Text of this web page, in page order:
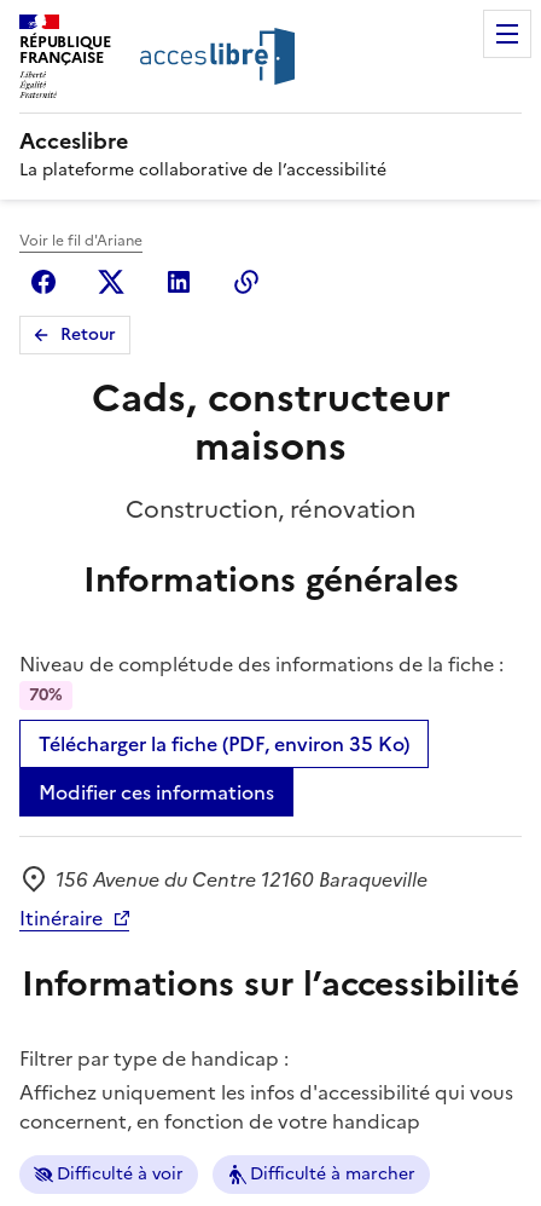
RÉPUBLIQUE
FRANÇAISE
Acceslibre
La plateforme collaborative de l’accessibilité
Voir le fil d'Ariane
FacebookX (anciennement Twitter)
Linkedin
Retour
Cads, constructeur
maisons
Construction, rénovation
Informations générales
Niveau de complétude des informations de la fiche :
70%
Télécharger la fiche (PDF, environ 35 Ko)
Modifier ces informations
Adresse
156 Avenue du Centre 12160 Baraqueville
Itinéraire
Informations sur l’accessibilité
Filtrer par type de handicap :
Affichez uniquement les infos d'accessibilité qui vous
concernent, en fonction de votre handicap
Difficulté à voir Difficulté à marcher